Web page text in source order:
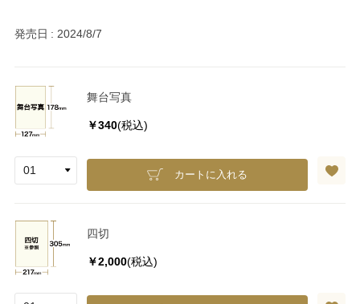
発売日 2024/8/7
舞台写真
￥340(税込)
カートに入れる
四切
￥2,000(税込)